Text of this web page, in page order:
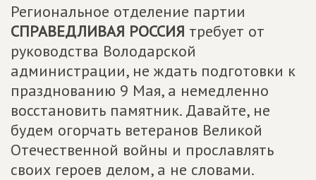
Региональное отделение партии
СПРАВЕДЛИВАЯ РОССИЯ требует от
руководства Володарской
администрации, не ждать подготовки к
празднованию 9 Мая, а немедленно
восстановить памятник. Давайте, не
будем огорчать ветеранов Великой
Отечественной войны и прославлять
своих героев делом, а не словами.